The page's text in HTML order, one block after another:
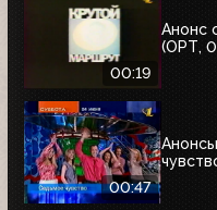
00:19
Анонс
(ОРТ,
00:47